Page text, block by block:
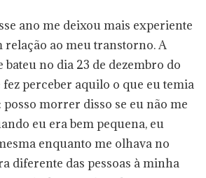
ano me deixou mais experiente
relação ao meu transtorno. A
bateu no dia 23 de dezembro do
fez perceber aquilo o que eu temia
morrer disso se eu não me
eu era bem pequena, eu
enquanto me olhava no
diferente das pessoas à minha